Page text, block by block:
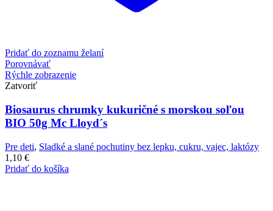
Pridať do zoznamu želaní
Porovnávať
Rýchle zobrazenie
Zatvoriť
Biosaurus chrumky kukuričné s morskou soľou
BIO 50g Mc Lloyd´s
Pre deti, Sladké a slané pochutiny bez lepku, cukru, vajec, laktózy
1,10 €
Pridať do košíka